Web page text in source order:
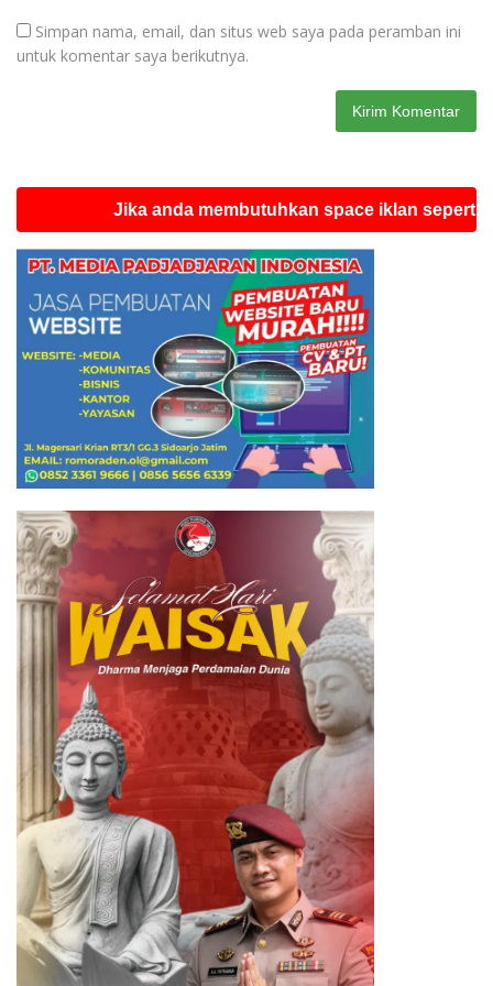
Simpan nama, email, dan situs web saya pada peramban ini
untuk komentar saya berikutnya.
Jika anda membutuhkan space iklan seperti ini